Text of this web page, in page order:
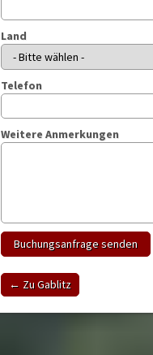
Land
Telefon
Weitere Anmerkungen
Buchungsanfrage senden
← Zu Gablitz